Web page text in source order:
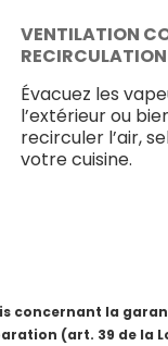
VENTILATION
Évacuez les
l’extérieur ou
recirculer l’air,
votre cuisine.
concernant la
(art. 39 de la